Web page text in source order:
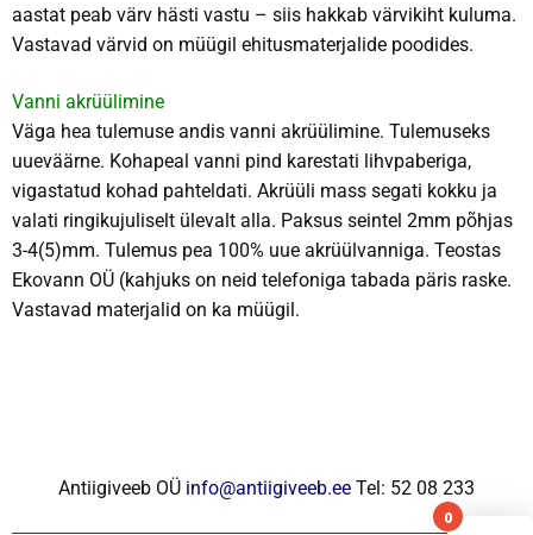
aastat peab värv hästi vastu – siis hakkab värvikiht kuluma.
Vastavad värvid on müügil ehitusmaterjalide poodides.
Vanni akrüülimine
Väga hea tulemuse andis vanni akrüülimine. Tulemuseks
uueväärne. Kohapeal vanni pind karestati lihvpaberiga,
vigastatud kohad pahteldati. Akrüüli mass segati kokku ja
valati ringikujuliselt ülevalt alla. Paksus seintel 2mm põhjas
3-4(5)mm. Tulemus pea 100% uue akrüülvanniga. Teostas
Ekovann OÜ (kahjuks on neid telefoniga tabada päris raske.
Vastavad materjalid on ka müügil.
Antiigiveeb OÜ info@antiigiveeb.ee Tel: 52 08 233
0